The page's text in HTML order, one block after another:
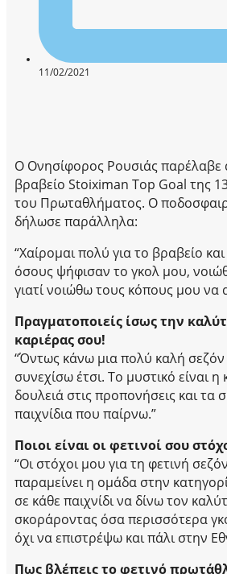
11/02/2021
Ο Ονησίφορος Ρουσιάς
βραβείο Stoiximan Top Goal της
του Πρωταθλήματος. Ο
δήλωσε παράλληλα:
“Χαίρομαι πολύ για το βραβείο
όσους ψήφισαν το γκολ μου,
γιατί νοιώθω τους κόπους μου να
Πραγματοποιείς ίσως την
καριέρας σου!
“Όντως κάνω μια πολύ καλή σεζόν
συνεχίσω έτσι. Το μυστικό είναι η
δουλειά στις προπονήσεις και τα
παιχνίδια που παίρνω.”
Ποιοι είναι οι φετινοί σου
“Οι στόχοι μου για τη φετινή
παραμείνει η ομάδα στην
σε κάθε παιχνίδι να δίνω τον
σκοράροντας όσα περισσότερα
όχι να επιστρέψω και πάλι στην
Πως βλέπεις το φετινό